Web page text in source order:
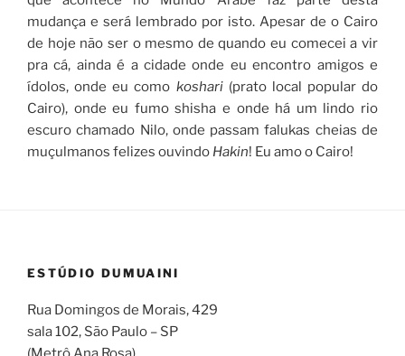
mudança e será lembrado por isto. Apesar de o Cairo
de hoje não ser o mesmo de quando eu comecei a vir
pra cá, ainda é a cidade onde eu encontro amigos e
ídolos, onde eu como koshari(prato local popular do
Cairo), onde eu fumo shisha e onde há um lindo rio
escuro chamado Nilo, onde passam falukas cheias de
muçulmanos felizes ouvindo Hakin! Eu amo o Cairo!
ESTÚDIO DUMUAINI
Rua Domingos de Morais, 429
sala 102, São Paulo – SP